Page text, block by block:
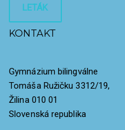
LETÁK
KONTAKT
Gymnázium bilingválne
Tomáša Ružičku 3312/19,
Žilina 010 01
Slovenská republika